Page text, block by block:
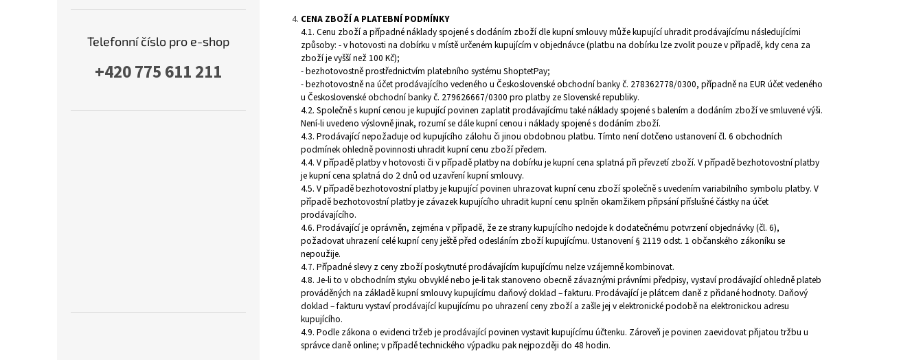
Telefonní číslo pro e-shop
+420 775 611 211
CENA ZBOŽÍ A PLATEBNÍ PODMÍNKY
4.1. Cenu zboží a případné náklady spojené s dodáním zboží dle kupní smlouvy může kupující uhradit prodávajícímu následujícími
způsoby: -v hotovosti na dobírku v místě určeném kupujícím v objednávce (platbu na dobírku lze zvolit pouze v případě, kdy cena za
zboží je vyšší než 100 Kč);
- bezhotovostně prostřednictvím platebního systému ShoptetPay;
- bezhotovostně na účet prodávajícího vedeného u Československé obchodní bankyč. 278362778/0300, případně na EUR účet vedeného
u Československé obchodní bankyč. 279626667/0300 pro platby ze Slovenské republiky.
4.2. Společně s kupní cenou je kupující povinen zaplatit prodávajícímu také náklady spojené s balením a dodáním zboží ve smluvené výši.
Není-li uvedeno výslovně jinak, rozumí se dále kupní cenou i náklady spojené s dodáním zboží.
4.3. Prodávající nepožaduje od kupujícího zálohu či jinou obdobnou platbu. Tímto není dotčeno ustanovení čl. 6 obchodních
podmínek ohledně povinnosti uhradit kupní cenu zboží předem.
4.4. V případě platby v hotovosti či v případě platby na dobírku je kupní cena splatná při převzetí zboží. V případě bezhotovostní platby
je kupní cena splatná do 2 dnů od uzavření kupní smlouvy.
4.5. V případě bezhotovostní platby je kupující povinen uhrazovat kupní cenu zboží společně s uvedením variabilního symbolu platby. V
případě bezhotovostní platby je závazek kupujícího uhradit kupní cenu splněn okamžikem připsání příslušné částky na účet
prodávajícího.
4.6. Prodávající je oprávněn, zejména v případě, že ze strany kupujícího nedojde k dodatečnému potvrzení objednávky (čl. 6),
požadovat uhrazení celé kupní ceny ještě před odesláním zboží kupujícímu. Ustanovení § 2119 odst. 1 občanského zákoníku se
nepoužije.
4.7. Případné slevy z ceny zboží poskytnuté prodávajícím kupujícímu nelze vzájemně kombinovat.
4.8. Je-li to v obchodním styku obvyklé nebo je-li tak stanoveno obecně závaznými právními předpisy, vystaví prodávající ohledně plateb
prováděných na základě kupní smlouvy kupujícímu daňový doklad – fakturu. Prodávající je plátcem daně z přidané hodnoty. Daňový
doklad – fakturu vystaví prodávající kupujícímu po uhrazení ceny zboží a zašle jej v elektronické podobě na elektronickou adresu
kupujícího.
4.9. Podle zákona o evidenci tržeb je prodávající povinen vystavit kupujícímu účtenku. Zároveň je povinen zaevidovat přijatou tržbu u
správce daně online; v případě technického výpadku pak nejpozději do 48 hodin.